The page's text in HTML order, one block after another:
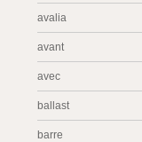
avalia
avant
avec
ballast
barre